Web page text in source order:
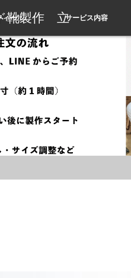
靴製作 立
ィール サービス内容